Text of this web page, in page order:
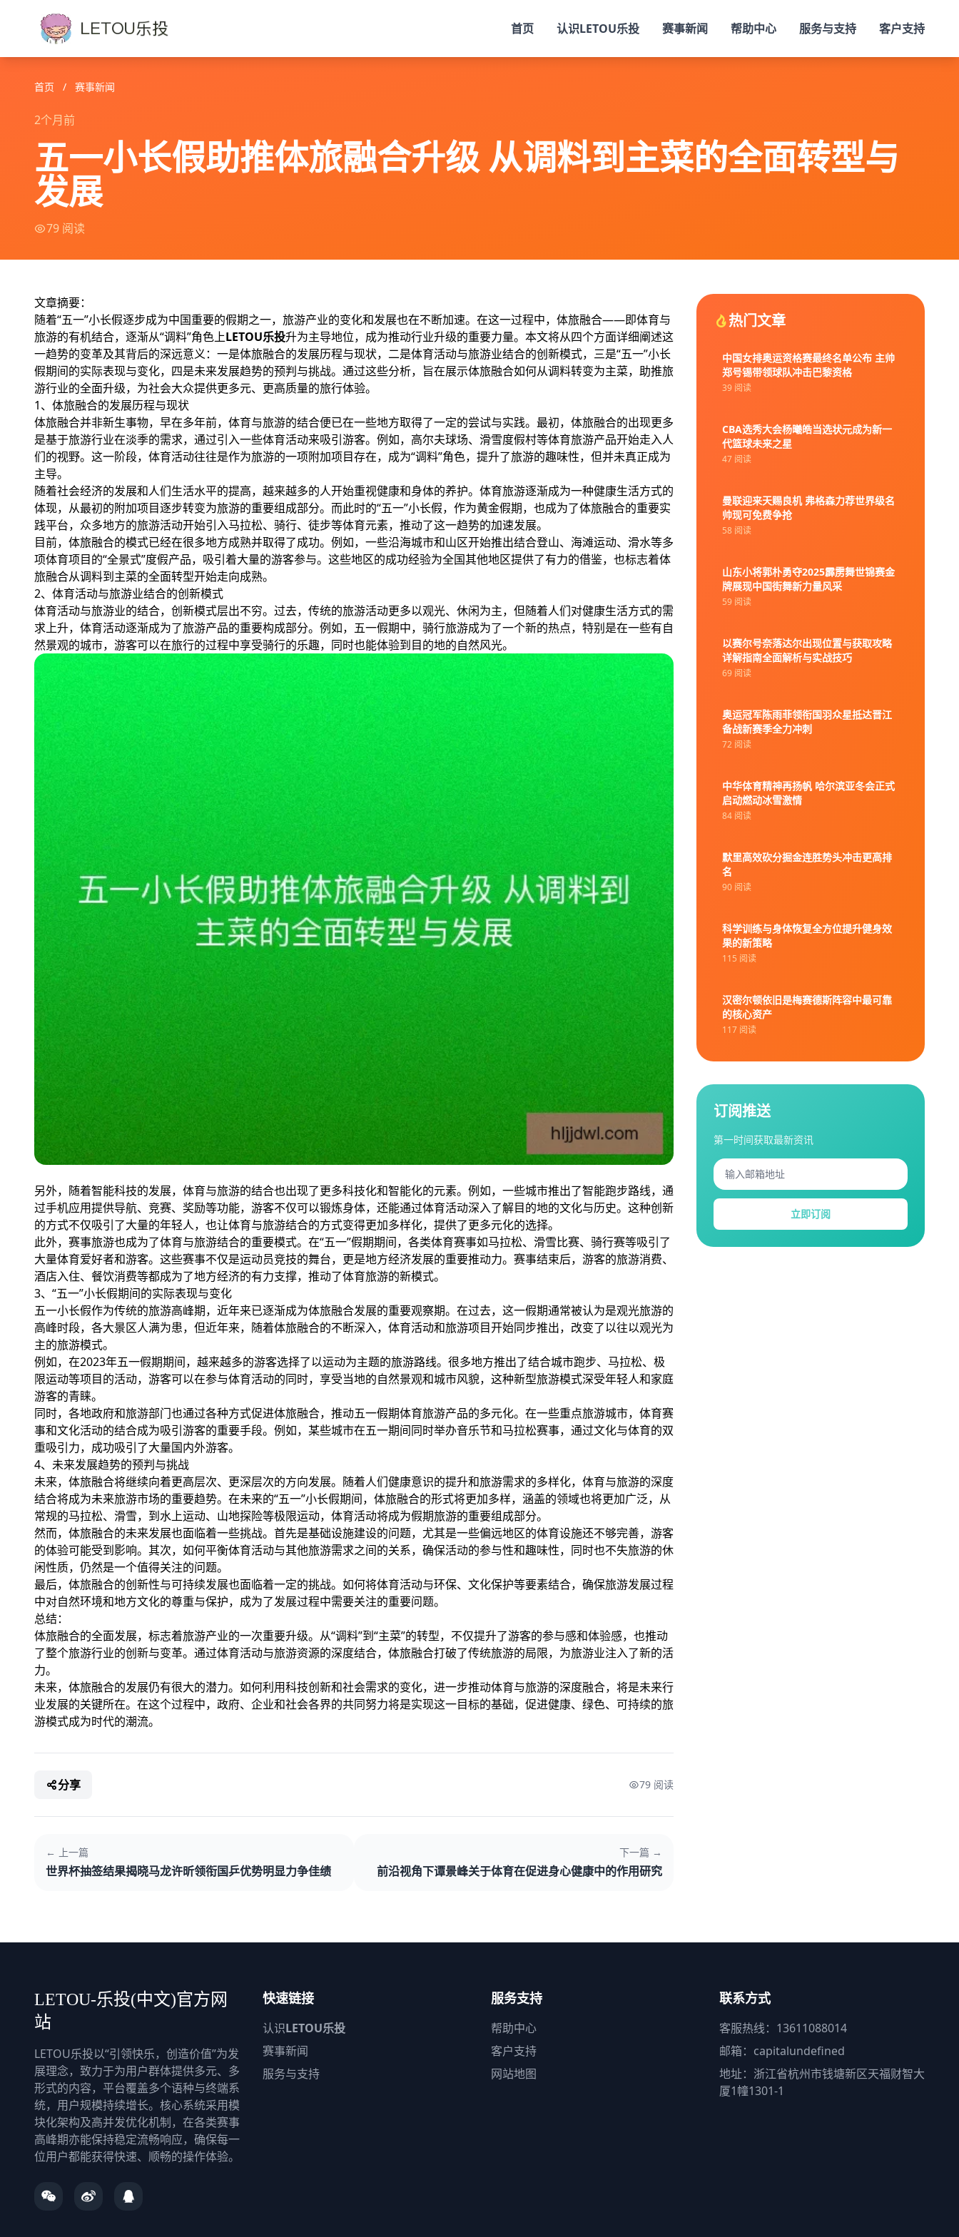
首页 认识LETOU乐投 赛事新闻 帮助中心 服务与支持 客户支持
首页 / 赛事新闻
2个月前
五一小长假助推体旅融合升级 从调料到主菜的全面转型与
发展
79 阅读
文章摘要：
随着“五一”小长假逐步成为中国重要的假期之一，旅游产业的变化和发展也在不断加速。在这一过程中，体旅融合——即体育与
旅游的有机结合，逐渐从“调料”角色上LETOU乐投升为主导地位，成为推动行业升级的重要力量。本文将从四个方面详细阐述这
一趋势的变革及其背后的深远意义：一是体旅融合的发展历程与现状，二是体育活动与旅游业结合的创新模式，三是“五一”小长
假期间的实际表现与变化，四是未来发展趋势的预判与挑战。通过这些分析，旨在展示体旅融合如何从调料转变为主菜，助推旅
游行业的全面升级，为社会大众提供更多元、更高质量的旅行体验。
1、体旅融合的发展历程与现状
体旅融合并非新生事物，早在多年前，体育与旅游的结合便已在一些地方取得了一定的尝试与实践。最初，体旅融合的出现更多
是基于旅游行业在淡季的需求，通过引入一些体育活动来吸引游客。例如，高尔夫球场、滑雪度假村等体育旅游产品开始走入人
们的视野。这一阶段，体育活动往往是作为旅游的一项附加项目存在，成为“调料”角色，提升了旅游的趣味性，但并未真正成为
主导。
随着社会经济的发展和人们生活水平的提高，越来越多的人开始重视健康和身体的养护。体育旅游逐渐成为一种健康生活方式的
体现，从最初的附加项目逐步转变为旅游的重要组成部分。而此时的“五一”小长假，作为黄金假期，也成为了体旅融合的重要实
践平台，众多地方的旅游活动开始引入马拉松、骑行、徒步等体育元素，推动了这一趋势的加速发展。
目前，体旅融合的模式已经在很多地方成熟并取得了成功。例如，一些沿海城市和山区开始推出结合登山、海滩运动、滑水等多
项体育项目的“全景式”度假产品，吸引着大量的游客参与。这些地区的成功经验为全国其他地区提供了有力的借鉴，也标志着体
旅融合从调料到主菜的全面转型开始走向成熟。
2、体育活动与旅游业结合的创新模式
体育活动与旅游业的结合，创新模式层出不穷。过去，传统的旅游活动更多以观光、休闲为主，但随着人们对健康生活方式的需
求上升，体育活动逐渐成为了旅游产品的重要构成部分。例如，五一假期中，骑行旅游成为了一个新的热点，特别是在一些有自
然景观的城市，游客可以在旅行的过程中享受骑行的乐趣，同时也能体验到目的地的自然风光。
另外，随着智能科技的发展，体育与旅游的结合也出现了更多科技化和智能化的元素。例如，一些城市推出了智能跑步路线，通
过手机应用提供导航、竞赛、奖励等功能，游客不仅可以锻炼身体，还能通过体育活动深入了解目的地的文化与历史。这种创新
的方式不仅吸引了大量的年轻人，也让体育与旅游结合的方式变得更加多样化，提供了更多元化的选择。
此外，赛事旅游也成为了体育与旅游结合的重要模式。在“五一”假期期间，各类体育赛事如马拉松、滑雪比赛、骑行赛等吸引了
大量体育爱好者和游客。这些赛事不仅是运动员竞技的舞台，更是地方经济发展的重要推动力。赛事结束后，游客的旅游消费、
酒店入住、餐饮消费等都成为了地方经济的有力支撑，推动了体育旅游的新模式。
3、“五一”小长假期间的实际表现与变化
五一小长假作为传统的旅游高峰期，近年来已逐渐成为体旅融合发展的重要观察期。在过去，这一假期通常被认为是观光旅游的
高峰时段，各大景区人满为患，但近年来，随着体旅融合的不断深入，体育活动和旅游项目开始同步推出，改变了以往以观光为
主的旅游模式。
例如，在2023年五一假期期间，越来越多的游客选择了以运动为主题的旅游路线。很多地方推出了结合城市跑步、马拉松、极
限运动等项目的活动，游客可以在参与体育活动的同时，享受当地的自然景观和城市风貌，这种新型旅游模式深受年轻人和家庭
游客的青睐。
同时，各地政府和旅游部门也通过各种方式促进体旅融合，推动五一假期体育旅游产品的多元化。在一些重点旅游城市，体育赛
事和文化活动的结合成为吸引游客的重要手段。例如，某些城市在五一期间同时举办音乐节和马拉松赛事，通过文化与体育的双
重吸引力，成功吸引了大量国内外游客。
4、未来发展趋势的预判与挑战
未来，体旅融合将继续向着更高层次、更深层次的方向发展。随着人们健康意识的提升和旅游需求的多样化，体育与旅游的深度
结合将成为未来旅游市场的重要趋势。在未来的“五一”小长假期间，体旅融合的形式将更加多样，涵盖的领域也将更加广泛，从
常规的马拉松、滑雪，到水上运动、山地探险等极限运动，体育活动将成为假期旅游的重要组成部分。
然而，体旅融合的未来发展也面临着一些挑战。首先是基础设施建设的问题，尤其是一些偏远地区的体育设施还不够完善，游客
的体验可能受到影响。其次，如何平衡体育活动与其他旅游需求之间的关系，确保活动的参与性和趣味性，同时也不失旅游的休
闲性质，仍然是一个值得关注的问题。
最后，体旅融合的创新性与可持续发展也面临着一定的挑战。如何将体育活动与环保、文化保护等要素结合，确保旅游发展过程
中对自然环境和地方文化的尊重与保护，成为了发展过程中需要关注的重要问题。
总结：
体旅融合的全面发展，标志着旅游产业的一次重要升级。从“调料”到“主菜”的转型，不仅提升了游客的参与感和体验感，也推动
了整个旅游行业的创新与变革。通过体育活动与旅游资源的深度结合，体旅融合打破了传统旅游的局限，为旅游业注入了新的活
力。
未来，体旅融合的发展仍有很大的潜力。如何利用科技创新和社会需求的变化，进一步推动体育与旅游的深度融合，将是未来行
业发展的关键所在。在这个过程中，政府、企业和社会各界的共同努力将是实现这一目标的基础，促进健康、绿色、可持续的旅
游模式成为时代的潮流。
分享 79 阅读
← 上一篇
世界杯抽签结果揭晓马龙许昕领衔国乒优势明显力争佳绩
下一篇 →
前沿视角下谭景峰关于体育在促进身心健康中的作用研究
热门文章
中国女排奥运资格赛最终名单公布 主帅
郑号锡带领球队冲击巴黎资格
39 阅读
CBA选秀大会杨曦皓当选状元成为新一
代篮球未来之星
47 阅读
曼联迎来天赐良机 弗格森力荐世界级名
帅现可免费争抢
58 阅读
山东小将郭朴勇夺2025霹雳舞世锦赛金
牌展现中国街舞新力量风采
59 阅读
以赛尔号奈落达尔出现位置与获取攻略
详解指南全面解析与实战技巧
69 阅读
奥运冠军陈雨菲领衔国羽众星抵达晋江
备战新赛季全力冲刺
72 阅读
中华体育精神再扬帆 哈尔滨亚冬会正式
启动燃动冰雪激情
84 阅读
默里高效砍分掘金连胜势头冲击更高排
名
90 阅读
科学训练与身体恢复全方位提升健身效
果的新策略
115 阅读
汉密尔顿依旧是梅赛德斯阵容中最可靠
的核心资产
117 阅读
订阅推送
第一时间获取最新资讯
立即订阅
LETOU-乐投(中文)官方网
站
LETOU乐投以“引领快乐，创造价值”为发
展理念，致力于为用户群体提供多元、多
形式的内容，平台覆盖多个语种与终端系
统，用户规模持续增长。核心系统采用模
块化架构及高并发优化机制，在各类赛事
高峰期亦能保持稳定流畅响应，确保每一
位用户都能获得快速、顺畅的操作体验。
快速链接
认识LETOU乐投
赛事新闻
服务与支持
服务支持
帮助中心
客户支持
网站地图
联系方式
客服热线：13611088014
邮箱：capitalundefined
地址：浙江省杭州市钱塘新区天福财智大
厦1幢1301-1